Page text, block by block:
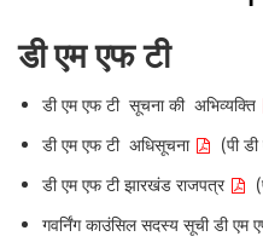
डी एम एफ टी
डी एम एफ टी सूचना की अभिव्यक्ति
डी एम एफ टी अधिसूचना
(पी
डी एम एफ टी झारखंड राजपत्र
गवर्निंग काउंसिल सदस्य सूची डी एम